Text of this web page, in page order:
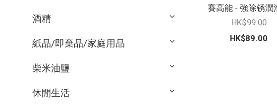
酒精
紙品/即棄品/家庭用品
柴米油鹽
休閒生活
賽高能 - 強除锈潤
HK$99.00
HK$89.00